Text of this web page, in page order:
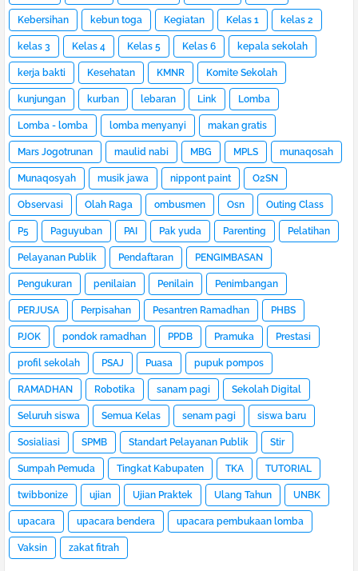
Kebersihan kebun toga Kegiatan Kelas 1 kelas 2
kelas 3 Kelas 4 Kelas 5 Kelas 6 kepala sekolah
kerja bakti Kesehatan KMNR Komite Sekolah
kunjungan kurban lebaran Link Lomba
Lomba - lomba lomba menyanyi makan gratis
Mars Jogotrunan maulid nabi MBG MPLS munaqosah
Munaqosyah musik jawa nippont paint O2SN
Observasi Olah Raga ombusmen Osn Outing Class
P5 Paguyuban PAI Pak yuda Parenting Pelatihan
Pelayanan Publik Pendaftaran PENGIMBASAN
Pengukuran penilaian Penilain Penimbangan
PERJUSA Perpisahan Pesantren Ramadhan PHBS
PJOK pondok ramadhan PPDB Pramuka Prestasi
profil sekolah PSAJ Puasa pupuk pompos
RAMADHAN Robotika sanam pagi Sekolah Digital
Seluruh siswa Semua Kelas senam pagi siswa baru
Sosialiasi SPMB Standart Pelayanan Publik Stir
Sumpah Pemuda Tingkat Kabupaten TKA TUTORIAL
twibbonize ujian Ujian Praktek Ulang Tahun UNBK
upacara upacara bendera upacara pembukaan lomba
Vaksin zakat fitrah